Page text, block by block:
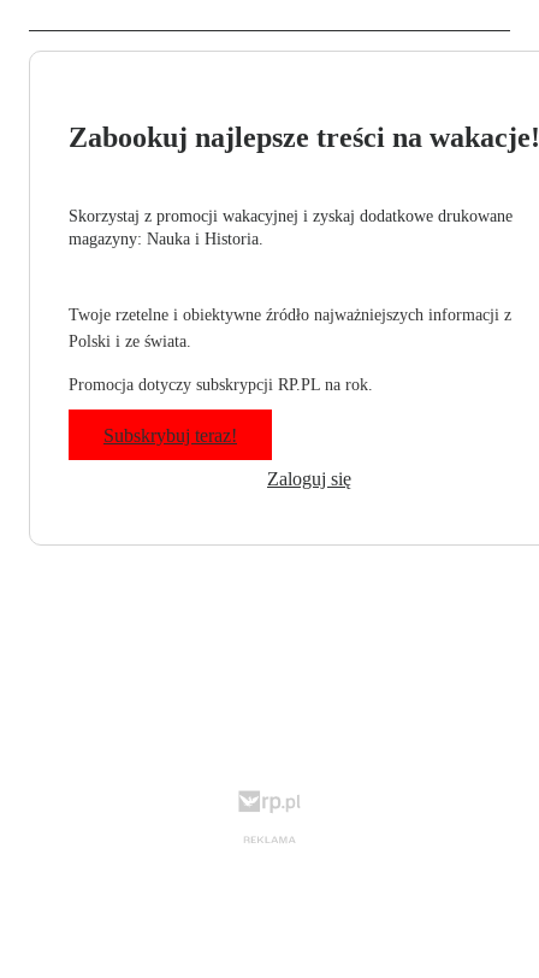
Zabookuj najlepsze treści na wakacje!
Skorzystaj z promocji wakacyjnej i zyskaj dodatkowe drukowane
magazyny: Nauka i Historia.
Twoje rzetelne i obiektywne źródło najważniejszych informacji z
Polski i ze świata.
Promocja dotyczy subskrypcji RP.PL na rok.
Subskrybuj teraz!
Zaloguj się